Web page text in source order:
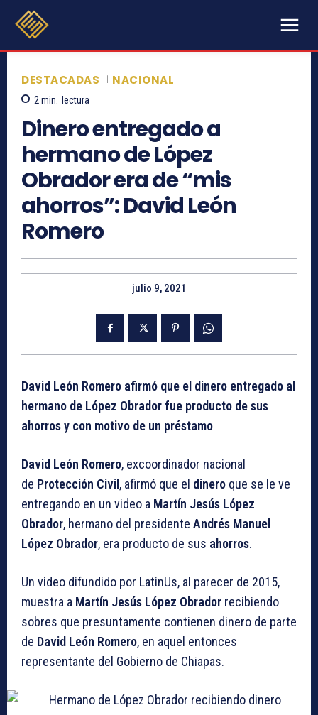
DESTACADAS NACIONAL
2 min. lectura
Dinero entregado a
hermano de López
Obrador era de “mis
ahorros”: David León
Romero
julio 9, 2021
David León Romero afirmó que el dinero entregado al
hermano de López Obrador fue producto de sus
ahorros y con motivo de un préstamo
David León Romero, excoordinador nacional
de Protección Civil , afirmó que el dinero que se le ve
entregando en un video a Martín Jesús López
Obrador, hermano del presidente Andrés Manuel
López Obrador, era producto de sus ahorros.
Un video difundido por LatinUs, al parecer de 2015,
muestra a Martín Jesús López Obrador recibiendo
sobres que presuntamente contienen dinero de parte
de David León Romero, en aquel entonces
representante del Gobierno de Chiapas.